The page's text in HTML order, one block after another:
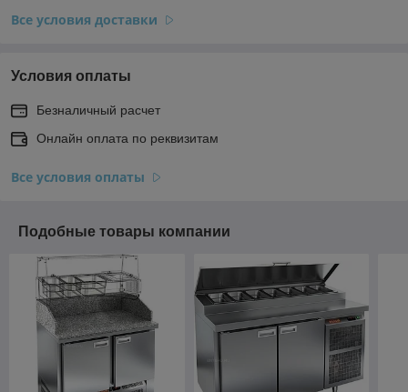
Все условия доставки
Условия оплаты
Безналичный расчет
Онлайн оплата по реквизитам
Все условия оплаты
Подобные товары компании